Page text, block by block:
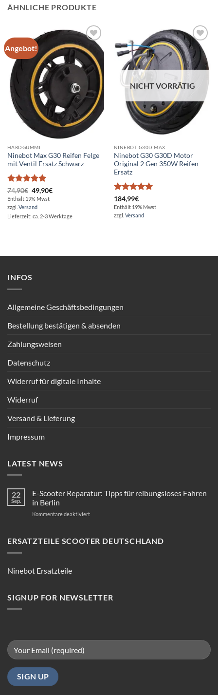
ÄHNLICHE PRODUKTE
Angebot!
Auf die
Wunschliste
HARDGUMMI
Ninebot Max G30 Reifen Felge
mit Ventil Ersatz Schwarz
Bewertet
mit5von
5
74,90€ Ursprünglicher
Preis
war:
74,90€
49,90€Aktueller
Enthält 19% Mwst
zzgl. Versand
Lieferzeit: ca. 2-3 Werktage
Auf die
Wunschliste
NICHT VORRÄTIG
NINEBOT G30D MAX
Ninebot G30 G30D Motor
Original 2 Gen 350W Reifen
Ersatz
Bewertet
mit5von
5
184,99€
Enthält 19% Mwst
zzgl. Versand
INFOS
Allgemeine Geschäftsbedingungen
Bestellung bestätigen & absenden
Zahlungsweisen
Datenschutz
Widerruf für digitale Inhalte
Widerruf
Versand & Lieferung
Impressum
LATEST NEWS
22
Sep.
E-Scooter Reparatur: Tipps für reibungsloses Fahren
in Berlin
Kommentare deaktiviertfür
Reparatur:
ERSATZTEILE SCOOTER DEUTSCHLAND
Ninebot Ersatzteile
SIGNUP FOR NEWSLETTER